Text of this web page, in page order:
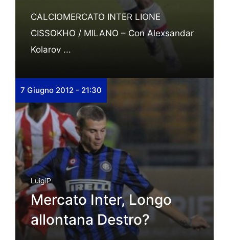
CALCIOMERCATO INTER LIONE
CISSOKHO / MILANO – Con Alexsandar
Kolarov ...
7 Giugno 2012 - 21:30
LuigiP
Mercato Inter, Longo
allontana Destro?